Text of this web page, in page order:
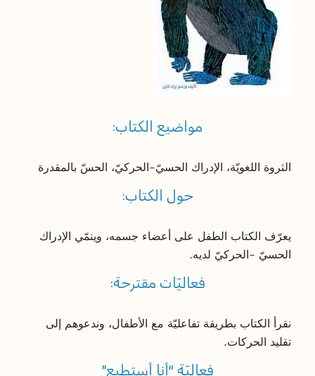
مواضيع الكتاب:
الثروة اللغويّة، الإدراك الحسيّ-الحركيّ، الحسّ بالمقدرة
حول الكتاب:
يعرّف الكتاب الطفل على أعضاء جسمه، وينمّي الإدراك
الحسيّ -الحركيّ لديه.
فعاليّات مقترحة:
نقرأ الكتاب بطريقة تفاعليّة مع الأطفال، وندعوهم إلى
تقليد الحركات.
فعاليّة “أنا أستطيع”